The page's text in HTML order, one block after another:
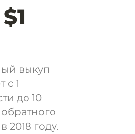
выкуп
с 1
до 10
2018 году.